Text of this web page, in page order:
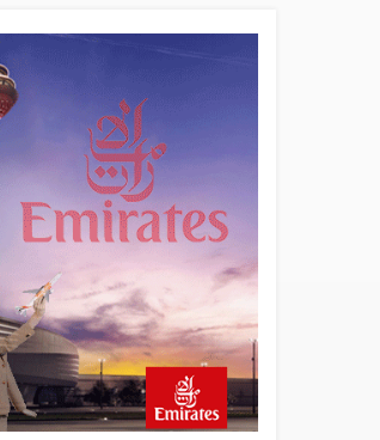
Fly Baghdad ABD yaptırım
listesinden çıkarıldı
13 saat önce
Elektrikli uçaklar Avrupa’da
kısa rotalara hazırlanıyor
Trump’ı taşıyan Marine One,
yolcu uçağına fazla yaklaştı
14 saat önce
Emirates A380 yolcu